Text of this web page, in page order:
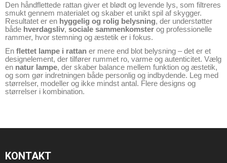
Den håndflettede rattan giver et blødt og levende lys, som filtreres
smukt gennem materialet og skaber et unikt spil af skygger.
Resultatet er en hyggelig og rolig belysning, der understøtter
både hverdagsliv, sociale sammenkomster og professionelle
rammer, hvor stemning og æstetik er i fokus.
En flettet lampe i rattan er mere end blot belysning – det er et
designelement, der tilfører rummet ro, varme og autenticitet. Vælg
en natur lampe, der skaber balance mellem funktion og æstetik,
og som gør indretningen både personlig og indbydende. Leg med
størrelser, modeller og ikke mindst antal. Flere designs og
størrelser i kombination.
KONTAKT